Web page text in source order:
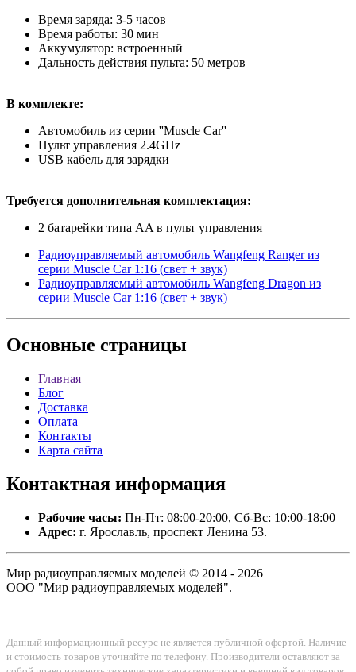
Время заряда: 3-5 часов
Время работы: 30 мин
Аккумулятор: встроенный
Дальность действия пульта: 50 метров
В комплекте:
Автомобиль из серии ''Muscle Сar''
Пульт управления 2.4GHz
USB кабель для зарядки
Требуется дополнительная комплектация:
2 батарейки типа AA в пульт управления
Радиоуправляемый автомобиль Wangfeng Ranger из
серии Muscle Сar 1:16 (свет + звук)
Радиоуправляемый автомобиль Wangfeng Dragon из
серии Muscle Сar 1:16 (свет + звук)
Основные страницы
Главная
Блог
Доставка
Оплата
Контакты
Карта сайта
Контактная информация
Рабочие часы: Пн-Пт: 08:00-20:00, Сб-Вс: 10:00-18:00
Адрес: г. Ярославль, проспект Ленина 53.
Мир радиоуправляемых моделей © 2014 - 2026
ООО "Мир радиоуправляемых моделей".
Данный информационный ресурс не является публичной офертой. Наличие
и стоимость товаров уточняйте по телефону. Производители оставляют за